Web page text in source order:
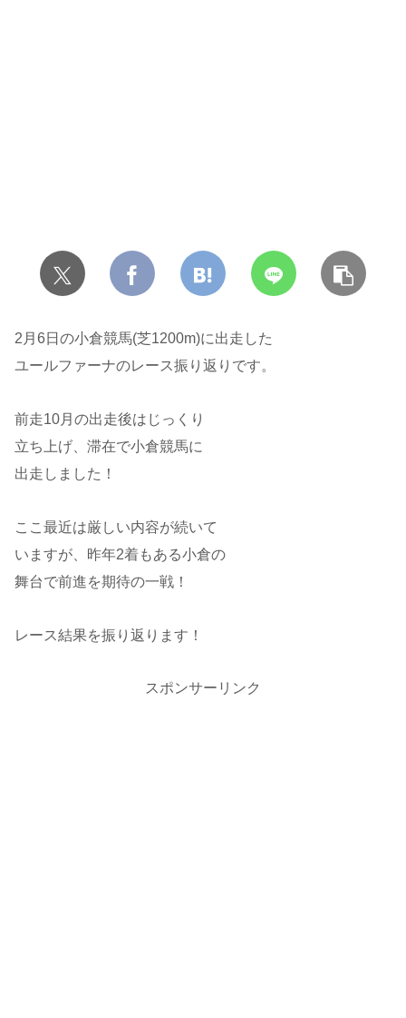
2月6日の小倉競馬(芝1200m)に出走した
ユールファーナのレース振り返りです。
前走10月の出走後はじっくり
立ち上げ、滞在で小倉競馬に
出走しました！
ここ最近は厳しい内容が続いて
いますが、昨年2着もある小倉の
舞台で前進を期待の一戦！
レース結果を振り返ります！
スポンサーリンク